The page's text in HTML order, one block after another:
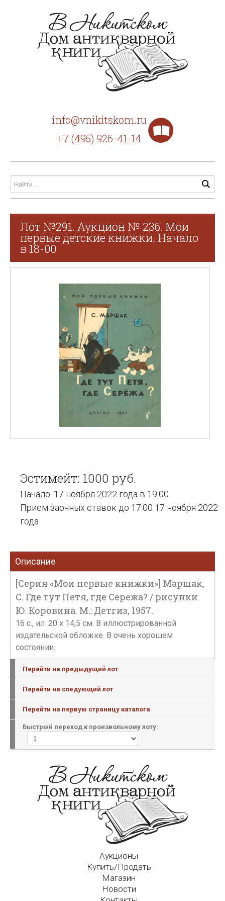
info@vnikitskom.ru
+7 (495) 926-41-14
Лот №291. Аукцион № 236. Мои
первые детские книжки. Начало
в 18-00
Эстимейт: 1000 руб.
Начало: 17 ноября 2022 года в 19:00
Прием заочных ставок до 17:00 17 ноября 2022
года
Описание
[Серия «Мои первые книжки»] Маршак,
С. Где тут Петя, где Сережа? / рисунки
Ю. Коровина. М.: Детгиз, 1957.
16 с., ил. 20 х 14,5 см. В иллюстрированной
издательской обложке. В очень хорошем
состоянии.
Перейти на предыдущий лот
Перейти на следующий лот
Перейти на первую страницу каталога
Быстрый переход к произвольному лоту:
Аукционы
Купить/Продать
Магазин
Новости